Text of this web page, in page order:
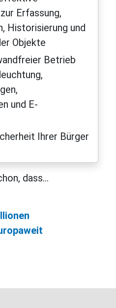
Erfassung,
Historisierung und
Objekte
Betrieb
und E-
Ihrer Bürger
dass…